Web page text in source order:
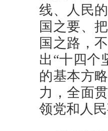
线、人民
国之要、
国之路，
出“十四个
的基本方
力，全面
领党和人